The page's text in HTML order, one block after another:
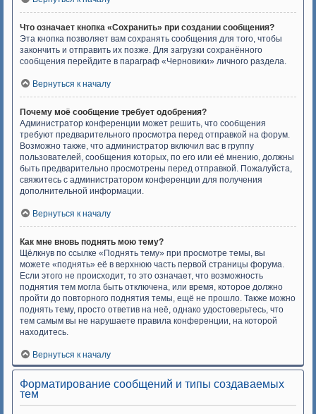
Что означает кнопка «Сохранить» при создании сообщения?
Эта кнопка позволяет вам сохранять сообщения для того, чтобы
закончить и отправить их позже. Для загрузки сохранённого
сообщения перейдите в параграф «Черновики» личного раздела.
Вернуться к началу
Почему моё сообщение требует одобрения?
Администратор конференции может решить, что сообщения
требуют предварительного просмотра перед отправкой на форум.
Возможно также, что администратор включил вас в группу
пользователей, сообщения которых, по его или её мнению, должны
быть предварительно просмотрены перед отправкой. Пожалуйста,
свяжитесь с администратором конференции для получения
дополнительной информации.
Вернуться к началу
Как мне вновь поднять мою тему?
Щёлкнув по ссылке «Поднять тему» при просмотре темы, вы
можете «поднять» её в верхнюю часть первой страницы форума.
Если этого не происходит, то это означает, что возможность
поднятия тем могла быть отключена, или время, которое должно
пройти до повторного поднятия темы, ещё не прошло. Также можно
поднять тему, просто ответив на неё, однако удостоверьтесь, что
тем самым вы не нарушаете правила конференции, на которой
находитесь.
Вернуться к началу
Форматирование сообщений и типы создаваемых
тем